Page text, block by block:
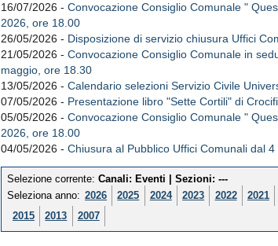
16/07/2026 -Convocazione Consiglio Comunale "
2026, ore 18.00
26/05/2026 - Disposizione di servizio chiusura Uffici
21/05/2026 -Convocazione Consiglio Comunale in
maggio, ore 18.30
13/05/2026 -Calendario selezioni Servizio Civile
07/05/2026 - Presentazione libro "Sette Cortili" di
05/05/2026 -Convocazione Consiglio Comunale "
2026, ore 18.00
04/05/2026 -Chiusura al Pubblico Uffici Comunali dal
Selezione corrente: Canali: Eventi | Sezioni: ---
Seleziona anno: 2026 2025 2024 2023 2022 2021
2015
2013 2007